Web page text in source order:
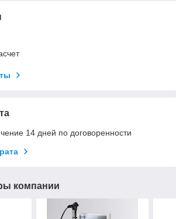
14 дней по договоренности
компании